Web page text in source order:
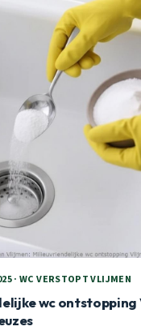
· WC VERSTOPT VLIJMEN
wc ontstopping